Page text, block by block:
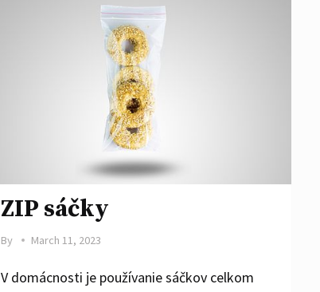
ZIP sáčky
By March 11, 2023
V domácnosti je používanie sáčkov celkom